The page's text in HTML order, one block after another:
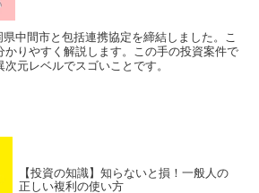
中間市と包括連携協定を締結しました。こ
かりやすく解説します。この手の投資案件で
元レベルでスゴいことです。
【投資の知識】知らないと損！一般人の
正しい複利の使い方